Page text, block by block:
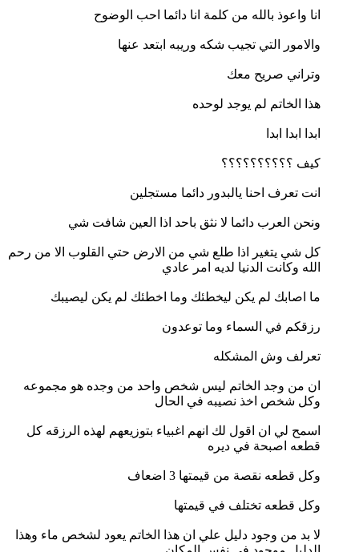
انا واعوذ بالله من كلمة انا دائما احب الوضوح
والامور التي تجيب شكه وريبه ابتعد عنها
وتراني صريح معك
هذا الخاتم لم يوجد لوحده
ابدا ابدا ابدا
كيف ؟؟؟؟؟؟؟؟؟؟
انت تعرف احنا يالبدور دائما مستجلين
ونحن العرب دائما لا نثق باحد اذا العين شافت شي
كل شي يتغير اذا طلع شي من الارض حتي القلوب الا من رحم
الله وكانت الدنيا لديه امر عادي
ما اصابك لم يكن ليخطئك وما اخطئك لم يكن ليصيبك
رزقكم في السماء وما توعدون
تعرلف وش المشكله
ان من وجد الخاتم ليس شخص واحد من وجده هو مجموعه
وكل شخص اخذ نصيبه في الحال
اسمح لي ان اقول لك انهم اغبياء بتوزيعهم لهذه الرزقه كل
قطعه اصبحة في ديره
وكل قطعه نقصة من قيمتها 3 اضعاف
وكل قطعه تختلف في قيمتها
لا بد من وجود دليل علي ان هذا الخاتم يعود لشخص ماء وهذا